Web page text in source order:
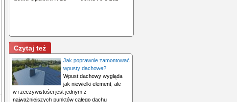
Czytaj też
Jak poprawnie zamontować
wpusty dachowe?
Wpust dachowy wygląda
jak niewielki element, ale
w rzeczywistości jest jednym z
najważniejszych punktów całego dachu